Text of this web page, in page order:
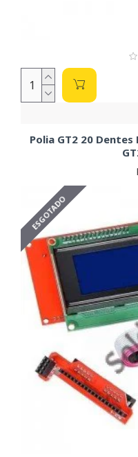
Polia GT2 20
ESGOTADO